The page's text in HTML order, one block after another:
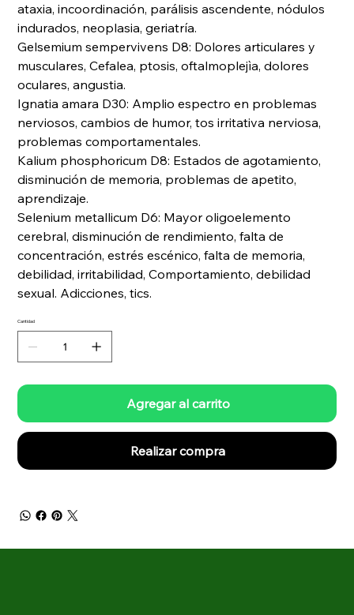
ataxia, incoordinación, parálisis ascendente, nódulos
indurados, neoplasia, geriatría.
Gelsemium sempervivens D8: Dolores articulares y
musculares, Cefalea, ptosis, oftalmoplejìa, dolores
oculares, angustia.
Ignatia amara D30: Amplio espectro en problemas
nerviosos, cambios de humor, tos irritativa nerviosa,
problemas comportamentales.
Kalium phosphoricum D8: Estados de agotamiento,
disminución de memoria, problemas de apetito,
aprendizaje.
Selenium metallicum D6: Mayor oligoelemento
cerebral, disminución de rendimiento, falta de
concentración, estrés escénico, falta de memoria,
debilidad, irritabilidad, Comportamiento, debilidad
sexual. Adicciones, tics.
Cantidad
Agregar al carrito
Realizar compra